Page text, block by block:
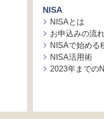
NISA
NISAとは
お申込みの流
NISAで始める
NISA活用術
2023年までの